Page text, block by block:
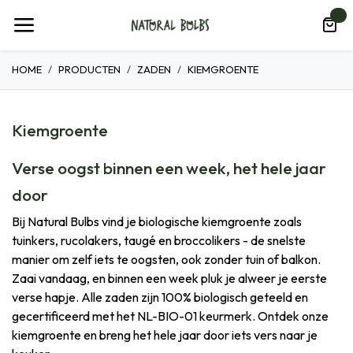
HOME PRODUCTEN ZADEN KIEMGROENTE
Kiemgroente
Verse oogst binnen een week, het hele jaar
door
Bij Natural Bulbs vind je biologische kiemgroente zoals
tuinkers, rucolakers, taugé en broccolikers - de snelste
manier om zelf iets te oogsten, ook zonder tuin of balkon.
Zaai vandaag, en binnen een week pluk je alweer je eerste
verse hapje. Alle zaden zijn 100% biologisch geteeld en
gecertificeerd met het NL-BIO-01 keurmerk. Ontdek onze
kiemgroente en breng het hele jaar door iets vers naar je